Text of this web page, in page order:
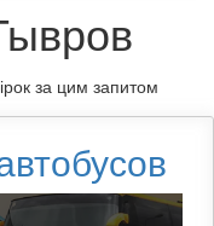
за цим запитом